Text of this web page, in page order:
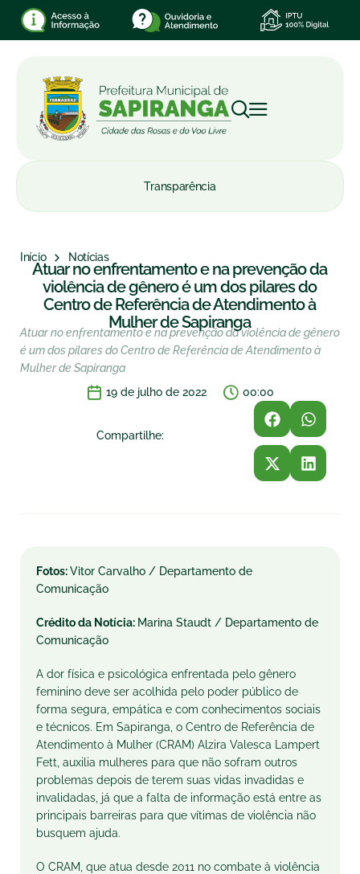
Transparência
Início Notícias
Atuar no enfrentamento e na prevenção da
violência de gênero é um dos pilares do
Centro de Referência de Atendimento à
Mulher de Sapiranga
Atuar no enfrentamento e na prevenção da violência de gênero
é um dos pilares do Centro de Referência de Atendimento à
Mulher de Sapiranga
19 de julho de 2022
00:00
Compartilhe:
Fotos:Vitor Carvalho / Departamento de
Comunicação
Crédito da Notícia: Marina Staudt / Departamento de
Comunicação
A dor física e psicológica enfrentada pelo gênero
feminino deve ser acolhida pelo poder público de
forma segura, empática e com conhecimentos sociais
e técnicos. Em Sapiranga, o Centro de Referência de
Atendimento à Mulher (CRAM) Alzira Valesca Lampert
Fett, auxilia mulheres para que não sofram outros
problemas depois de terem suas vidas invadidas e
invalidadas, já que a falta de informação está entre as
principais barreiras para que vítimas de violência não
busquem ajuda.
O CRAM, que atua desde 2011 no combate à violência